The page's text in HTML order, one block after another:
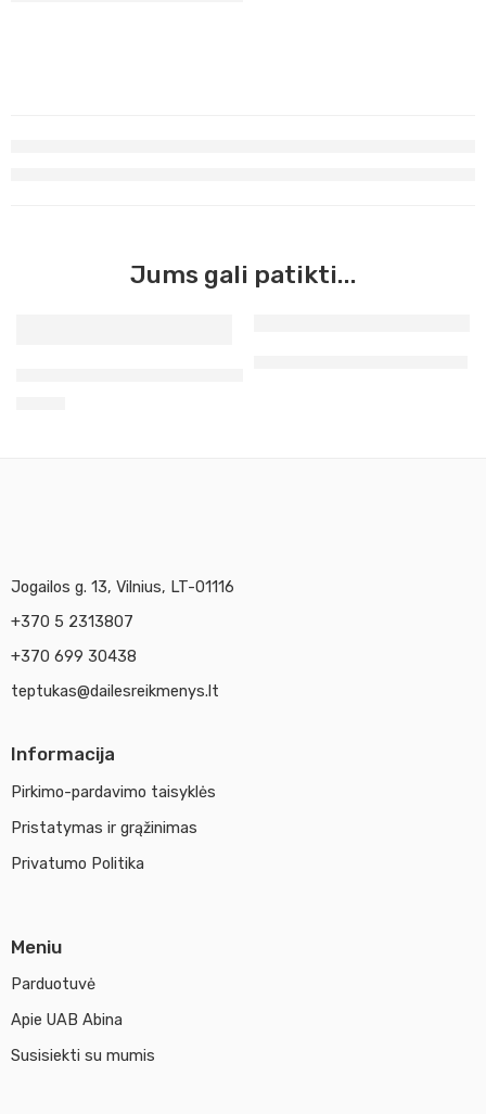
Jums gali patikti...
Jogailos g. 13, Vilnius, LT-01116
+370 5 2313807
+370 699 30438
teptukas@dailesreikmenys.lt
Informacija
Pirkimo-pardavimo taisyklės
Pristatymas ir grąžinimas
Privatumo Politika
Meniu
Parduotuvė
Apie UAB Abina
Susisiekti su mumis